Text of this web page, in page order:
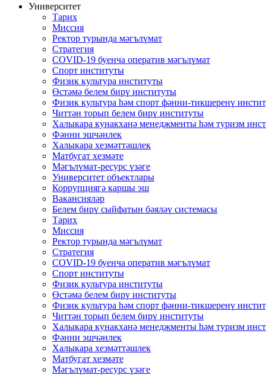
Университет
Тарих
Миссия
Ректор турында мәгълүмат
Стратегия
COVID-19 буенча оператив мәгълүмат
Спорт институты
Физик культура институты
Өстәмә белем бирү институты
Физик культура һәм спорт фәнни-тикшеренү
Читтән торып белем бирү институты
Халыкара кунакханә менеджменты һәм туризм
Фәнни эшчәнлек
Халыкара хезмәттәшлек
Матбугат хезмәте
Мәгълүмат-ресурс үзәге
Университет объектлары
Коррупциягә каршы эш
Вакансияләр
Белем бирү сыйфатын бәяләү системасы
Тарих
Миссия
Ректор турында мәгълүмат
Стратегия
COVID-19 буенча оператив мәгълүмат
Спорт институты
Физик культура институты
Өстәмә белем бирү институты
Физик культура һәм спорт фәнни-тикшеренү
Читтән торып белем бирү институты
Халыкара кунакханә менеджменты һәм туризм
Фәнни эшчәнлек
Халыкара хезмәттәшлек
Матбугат хезмәте
Мәгълүмат-ресурс үзәге